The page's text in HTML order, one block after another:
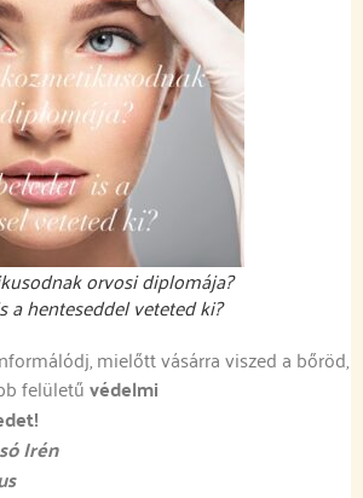
orvosi diplomája?
a henteseddel veteted ki?
mielőtt vásárra viszed a bőröd,
felületűvédelmi
Irén